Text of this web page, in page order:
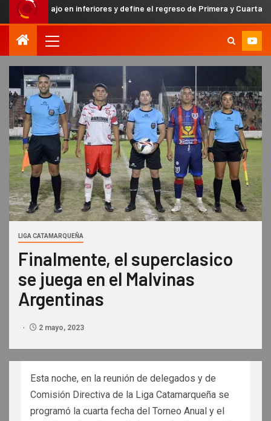
en inferiores y define el regreso de Primera y Cuarta División
LIGA CATAMARQUEÑA
Finalmente, el superclasico
se juega en el Malvinas
Argentinas
2 mayo, 2023
Esta noche, en la reunión de delegados y de
Comisión Directiva de la Liga Catamarqueña se
programó la cuarta fecha del Torneo Anual y el